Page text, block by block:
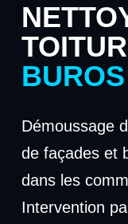
BUROS
Démoussage
de façades et
dans les
Intervention